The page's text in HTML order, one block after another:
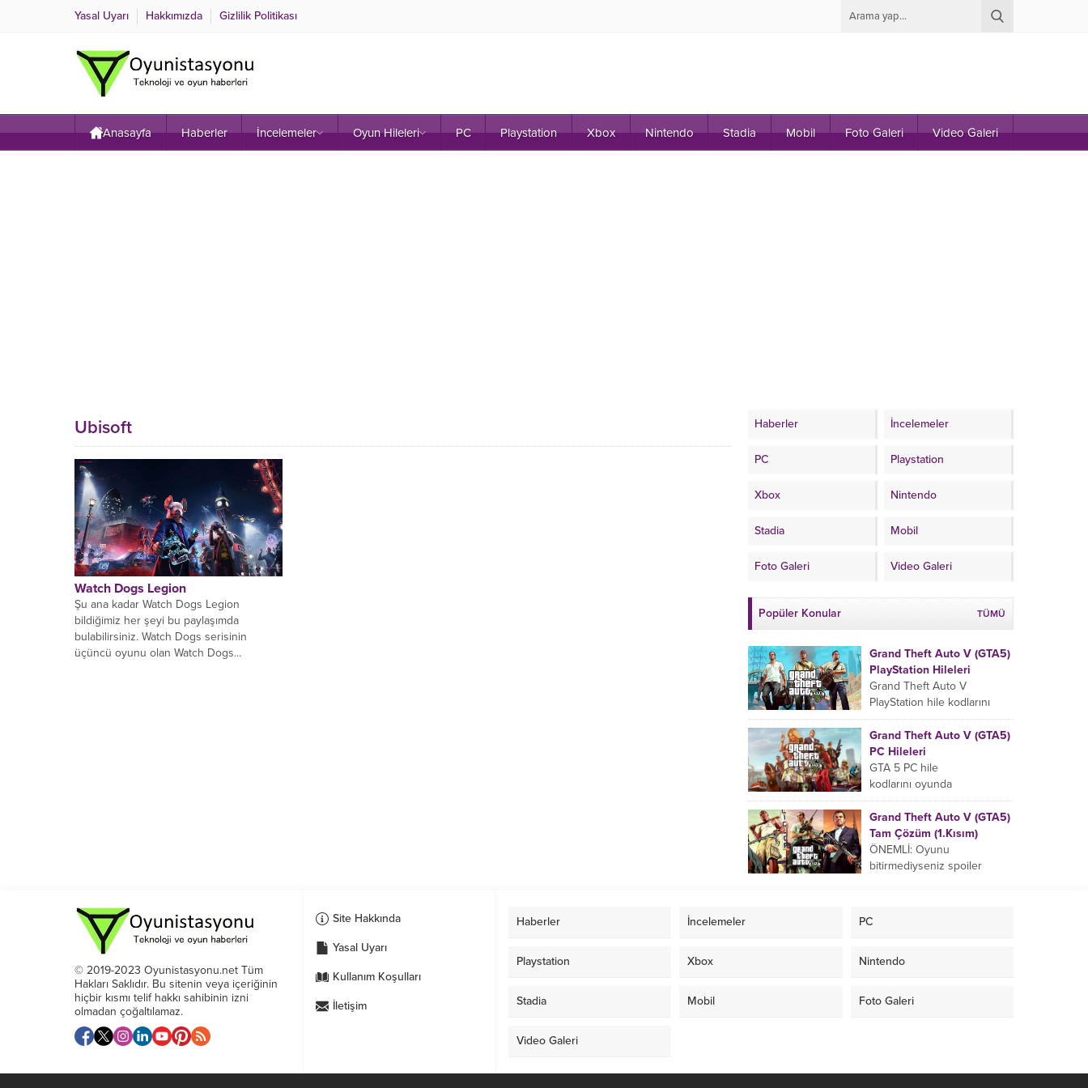
Yasal Uyarı Hakkımızda Gizlilik Politikası
Anasayfa Haberler İncelemeler Oyun Hileleri PC Playstation Xbox Nintendo Stadia Mobil Foto Galeri Video Galeri
Ubisoft
Watch Dogs Legion
Şu ana kadar Watch Dogs Legion
bildiğimiz her şeyi bu paylaşımda
bulabilirsiniz. Watch Dogs serisinin
üçüncü oyunu olan Watch Dogs...
Haberler İncelemeler
PC Playstation
Xbox Nintendo
Stadia Mobil
Foto Galeri Video Galeri
Popüler Konular TÜMÜ
Grand Theft Auto V (GTA5)
PlayStation Hileleri
Grand Theft Auto V
PlayStation hile kodlarını
oyun esnasında sıralamaya
uyarak gire bilirsiniz yada
pause ekranında da bu hile
kodlarını...
Grand Theft Auto V (GTA5)
PC Hileleri
GTA 5 PC hile
kodlarını oyunda
aktifleştirmek için aşağıdaki
hile kodlarını klavyenizdeki ,
veya tuşuna basarak açılan
bölüme girin....
Grand Theft Auto V (GTA5)
Tam Çözüm (1.Kısım)
ÖNEMLİ: Oyunu
bitirmediyseniz spoiler
geçin. HİKAYE Kuzey
suç ortaklarından...
© 2019-2023 Oyunistasyonu.net Tüm
Hakları Saklıdır. Bu sitenin veya içeriğinin
hiçbir kısmı telif hakkı sahibinin izni
olmadan çoğaltılamaz.
Site Hakkında
Yasal Uyarı
Kullanım Koşulları
İletişim
Haberler İncelemeler PC
Playstation Xbox Nintendo
Stadia Mobil Foto Galeri
Video Galeri